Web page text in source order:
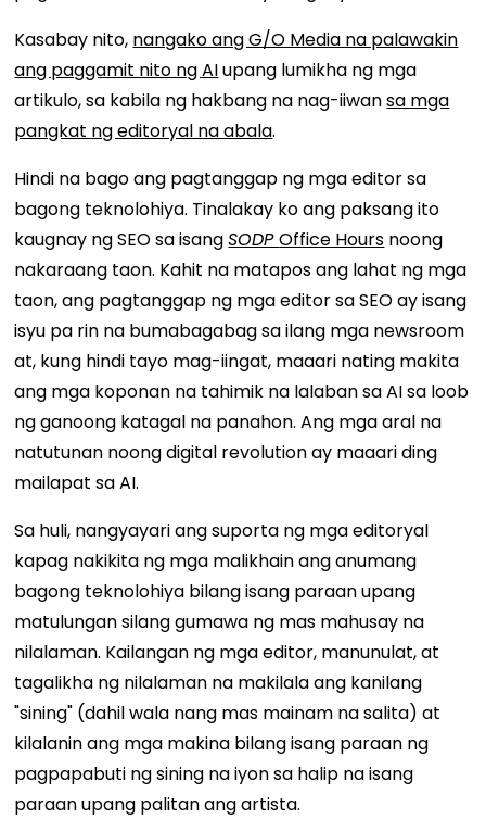
Kasabay nito, nangako ang G/O Media na palawakin
ang paggamit nito ng AIupang lumikha ng mga
artikulo, sa kabila ng hakbang na nag-iiwansa mga
pangkat ng editoryal na abala.
Hindi na bago ang pagtanggap ng mga editor sa
bagong teknolohiya. Tinalakay ko ang paksang ito
kaugnay ng SEO sa isangSODPOffice Hours noong
nakaraang taon. Kahit na matapos ang lahat ng mga
taon, ang pagtanggap ng mga editor sa SEO ay isang
isyu pa rin na bumabagabag sa ilang mga newsroom
at, kung hindi tayo mag-iingat, maaari nating makita
ang mga koponan na tahimik na lalaban sa AI sa loob
ng ganoong katagal na panahon. Ang mga aral na
natutunan noong digital revolution ay maaari ding
mailapat sa AI.
Sa huli, nangyayari ang suporta ng mga editoryal
kapag nakikita ng mga malikhain ang anumang
bagong teknolohiya bilang isang paraan upang
matulungan silang gumawa ng mas mahusay na
nilalaman. Kailangan ng mga editor, manunulat, at
tagalikha ng nilalaman na makilala ang kanilang
"sining" (dahil wala nang mas mainam na salita) at
kilalanin ang mga makina bilang isang paraan ng
pagpapabuti ng sining na iyon sa halip na isang
paraan upang palitan ang artista.